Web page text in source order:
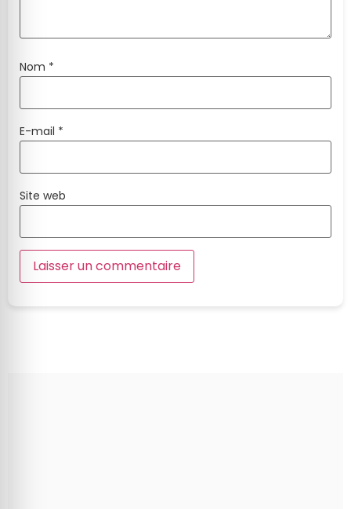
Nom *
E-mail *
Site web